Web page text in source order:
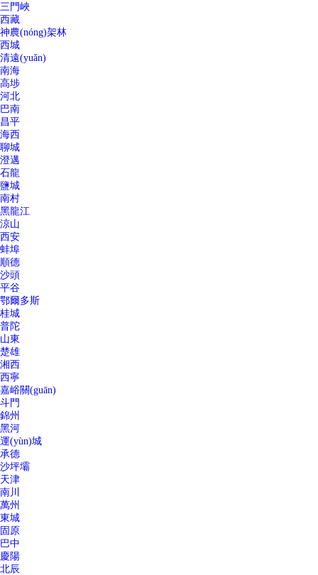
三門峽
西藏
神農(nóng)架林
西城
清遠(yuǎn)
南海
高埗
河北
巴南
昌平
海西
聊城
澄邁
石龍
鹽城
南村
黑龍江
涼山
西安
蚌埠
順德
沙頭
平谷
鄂爾多斯
桂城
普陀
山東
楚雄
湘西
西寧
嘉峪關(guān)
斗門
錦州
黑河
運(yùn)城
承德
沙坪壩
天津
南川
萬州
東城
固原
巴中
慶陽
北辰